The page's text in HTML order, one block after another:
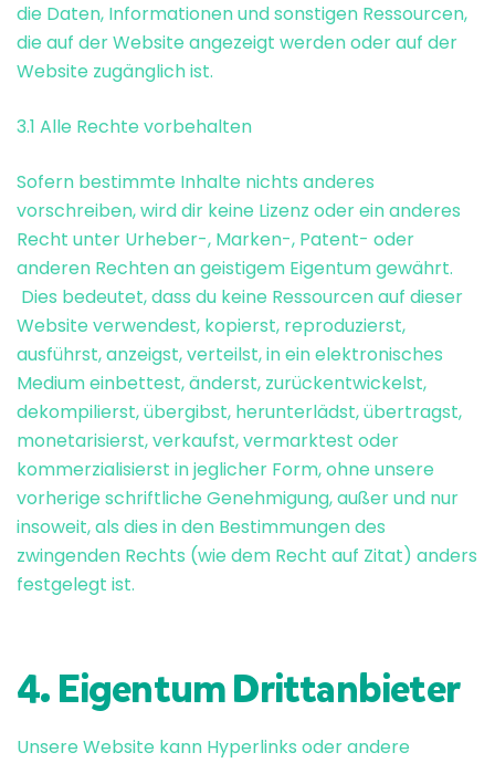
die Daten, Informationen und sonstigen Ressourcen,
die auf der Website angezeigt werden oder auf der
Website zugänglich ist.
3.1 Alle Rechte vorbehalten
Sofern bestimmte Inhalte nichts anderes
vorschreiben, wird dir keine Lizenz oder ein anderes
Recht unter Urheber-, Marken-, Patent- oder
anderen Rechten an geistigem Eigentum gewährt.
Dies bedeutet, dass du keine Ressourcen auf dieser
Website verwendest, kopierst, reproduzierst,
ausführst, anzeigst, verteilst, in ein elektronisches
Medium einbettest, änderst, zurückentwickelst,
dekompilierst, übergibst, herunterlädst, übertragst,
monetarisierst, verkaufst, vermarktest oder
kommerzialisierst in jeglicher Form, ohne unsere
vorherige schriftliche Genehmigung, außer und nur
insoweit, als dies in den Bestimmungen des
zwingenden Rechts (wie dem Recht auf Zitat) anders
festgelegt ist.
4. Eigentum Drittanbieter
Unsere Website kann Hyperlinks oder andere